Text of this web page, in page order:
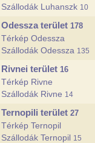
Szállodák Luhanszk 10
Odessza terület 178
Térkép Odessza
Szállodák Odessza 135
Rivnei terület 16
Térkép Rivne
Szállodák Rivne 14
Ternopili terület 27
Térkép Ternopil
Szállodák Ternopil 15